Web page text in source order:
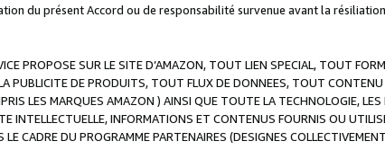
du présent Accord ou de responsabilité survenue avant la
PROPOSE SUR LE SITE D’AMAZON, TOUT LIEN SPECIAL, TOUT
PUBLICITE DE PRODUITS, TOUT FLUX DE DONNEES, TOUT CONTENU
LES MARQUES AMAZON ) AINSI QUE TOUTE LA TECHNOLOGIE,
INTELLECTUELLE, INFORMATIONS ET CONTENUS FOURNIS OU
CADRE DU PROGRAMME PARTENAIRES (DESIGNES